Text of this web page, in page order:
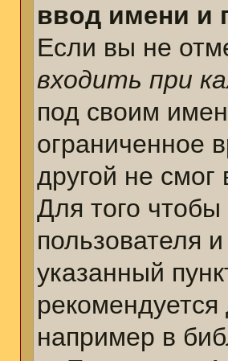
ввод имени и
Если вы не
входить при
под своим
ограниченное
другой не
Для того
пользователя
указанный
например в